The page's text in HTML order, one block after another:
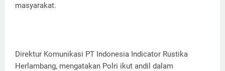
masyarakat.
Direktur Komunikasi PT Indonesia Indicator Rustika
Herlambang, mengatakan Polri ikut andil dalam